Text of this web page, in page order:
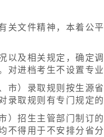
关文件精神，本着公
以及相关规定，确定
对进档考生不设置专业
市）录取规则按生源
录取规则有专门规定
）招生主管部门制订
得用于不安排分省